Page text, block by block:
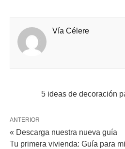
Vía Célere
5 ideas de decoración
ANTERIOR
« Descarga nuestra nueva guía
Tu primera vivienda: Guía para